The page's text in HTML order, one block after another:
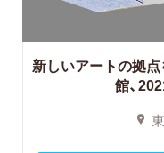
新しいアートの拠
館、